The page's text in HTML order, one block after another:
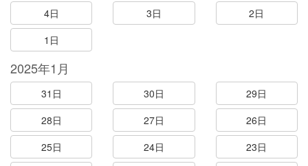
4日
3日
2日
1日
2025年1月
31日 30日
29日
28日
27日
26日
25日
24日
23日